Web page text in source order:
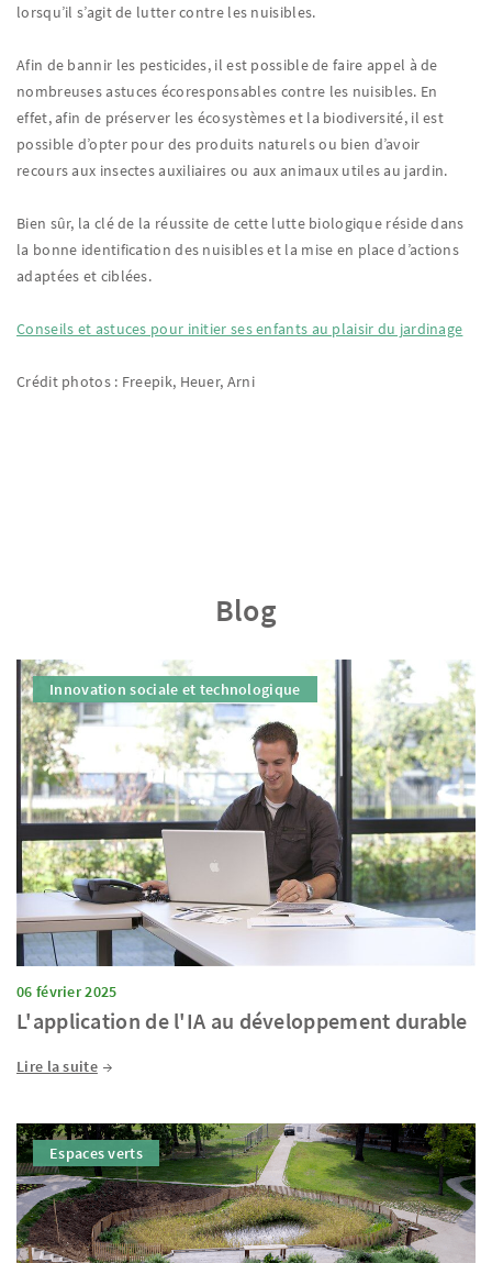
lorsqu’il s’agit de lutter contre les nuisibles.
Afin de bannir les pesticides, il est possible de faire appel à de
nombreuses astuces écoresponsables contre les nuisibles. En
effet, afin de préserver les écosystèmes et la biodiversité, il est
possible d’opter pour des produits naturels ou bien d’avoir
recours aux insectes auxiliaires ou aux animaux utiles au jardin.
Bien sûr, la clé de la réussite de cette lutte biologique réside dans
la bonne identification des nuisibles et la mise en place d’actions
adaptées et ciblées.
Conseils et astuces pour initier ses enfants au plaisir du jardinage
Crédit photos : Freepik, Heuer, Arni
Blog
Innovation sociale et technologique
06 février 2025
L'application de l'IA au développement durable
Lire la suite
Espaces verts